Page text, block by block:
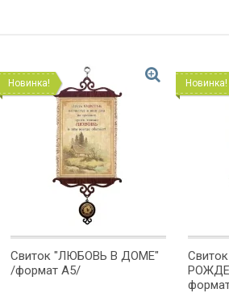
Новинка!
Свиток "ЛЮБОВЬ В ДОМЕ"
/формат А5/
Новинка!